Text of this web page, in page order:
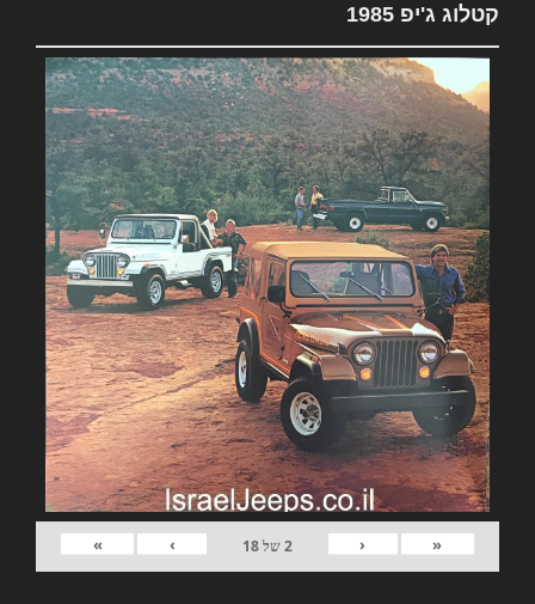
קטלוג ג'יפ 1985
«
‹
2של18
›
»